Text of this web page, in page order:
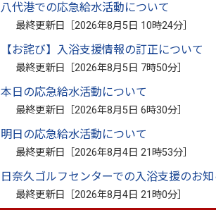
八代港での応急給水活動について
最終更新日［2026年8月5日 10時24分
【お詫び】入浴支援情報の訂正について
最終更新日［2026年8月5日 7時50分
本日の応急給水活動について
最終更新日［2026年8月5日 6時30分
明日の応急給水活動について
最終更新日［2026年8月4日 21時53分
日奈久ゴルフセンターでの入浴支援のお
最終更新日［2026年8月4日 21時0分